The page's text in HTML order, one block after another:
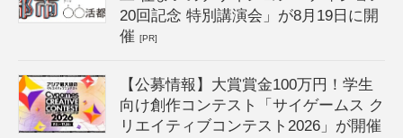
20回記念 特別講演会」が8月19日に開
催[PR]
【公募情報】大賞賞金100万円！学生
向け創作コンテスト「サイゲームス ク
リエイティブコンテスト2026」が開催